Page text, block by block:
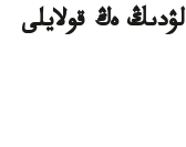
ەڭ قولايلى